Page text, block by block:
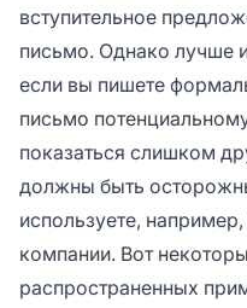
вступительное
письмо. Однако лучше
если вы пишете
письмо
показаться слишком
должны быть
используете,
компании. Вот
распространенных